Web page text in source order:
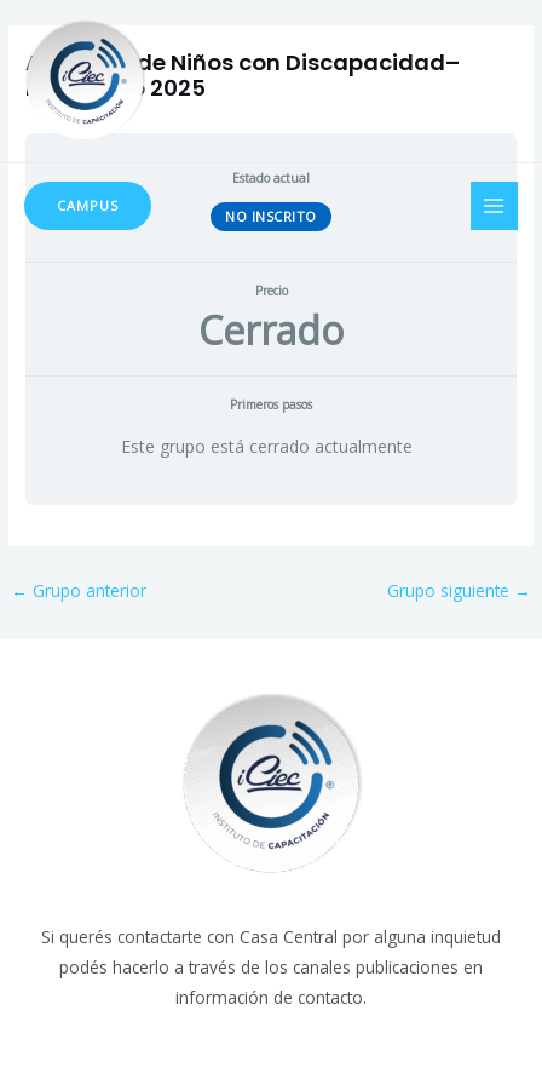
contenido
CAMPUS
Asistente de Niños con Discapacidad–
Inicio Julio 2025
Estado actual
NO INSCRITO
Precio
Cerrado
Primeros pasos
Este grupo está cerrado actualmente
entradas
← Grupo anterior Grupo siguiente →
Si querés contactarte con Casa Central por alguna inquietud
podés hacerlo a través de los canales publicaciones en
información de contacto.